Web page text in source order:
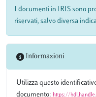
I documenti in IRIS sono
riservati, salvo diversa
Informazioni
Utilizza questo
documento: https://